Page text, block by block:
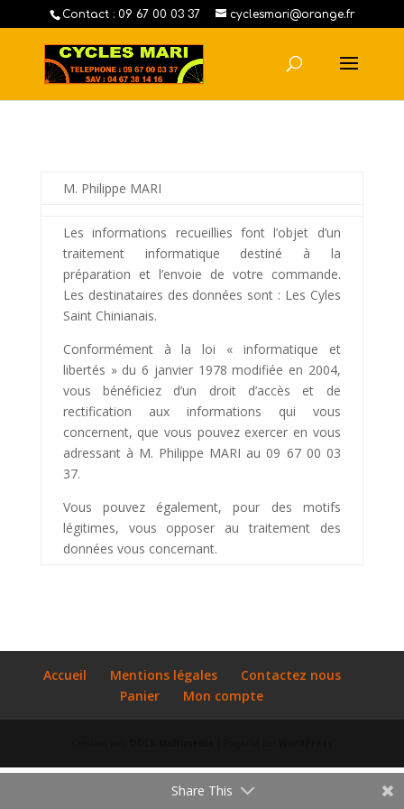
Contact : 09 67 00 03 37 cyclesmari@orange.fr
M. Philippe MARI
Les informations recueillies font l’objet d’un
traitement informatique destiné à la
préparation et l’envoie de votre commande.
Les destinataires des données sont : Les Cyles
Saint Chinianais.
Conformément à la loi « informatique et
libertés » du 6 janvier 1978 modifiée en 2004,
vous bénéficiez d’un droit d’accès et de
rectification aux informations qui vous
concernent, que vous pouvez exercer en vous
adressant à M. Philippe MARI au 09 67 00 03
37.
Vous pouvez également, pour des motifs
légitimes, vous opposer au traitement des
données vous concernant.
Accueil Mentions légales
Contactez nous
Panier
Mon compte
Share This